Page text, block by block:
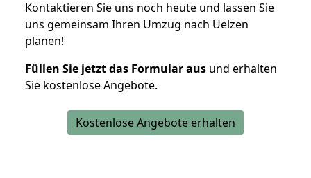
Kontaktieren Sie uns noch heute und lassen Sie
uns gemeinsam Ihren Umzug nach Uelzen
planen!
Füllen Sie jetzt das Formular aus und erhalten
Sie kostenlose Angebote.
Kostenlose Angebote erhalten